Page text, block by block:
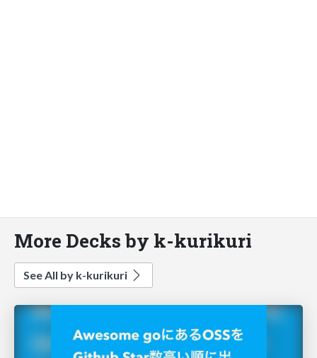
More Decks by k-kurikuri
See All by k-kurikuri